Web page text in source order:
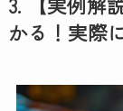
かる！実際